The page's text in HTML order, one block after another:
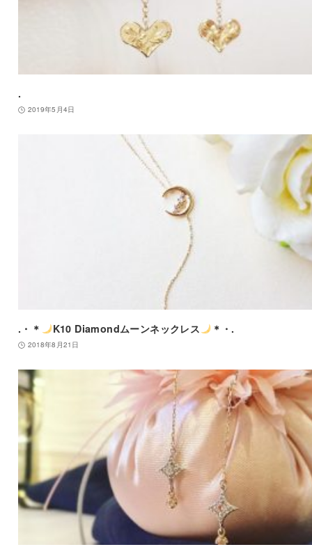
.
2019年5月4日
.・＊ K10 Diamondムーンネックレス ＊・.
2018年8月21日